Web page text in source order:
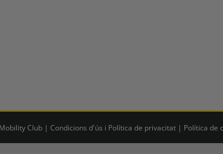
Club | Condicions d'ús i Política de privacitat | Política de